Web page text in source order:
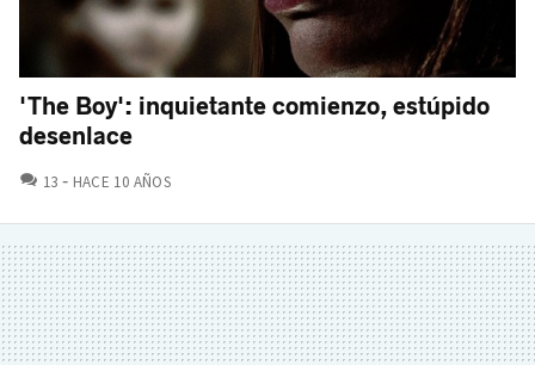
'The Boy': inquietante comienzo, estúpido
desenlace
13 COMENTARIOS
HACE 10 AÑOS